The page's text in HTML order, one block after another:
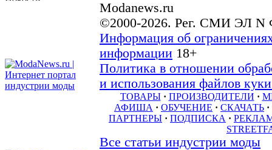
Modanews.ru
©2000-2026. Рег. СМИ ЭЛ N
Информация об
информации 18+
Политика в отношении
и использования файлов
ТОВАРЫ · ПРОИЗВОДИТЕЛИ ·
АФИША · ОБУЧЕНИЕ · СКАЧАТЬ ·
ПАРТНЕРЫ · ПОДПИСКА ·
Все статьи индустрии моды